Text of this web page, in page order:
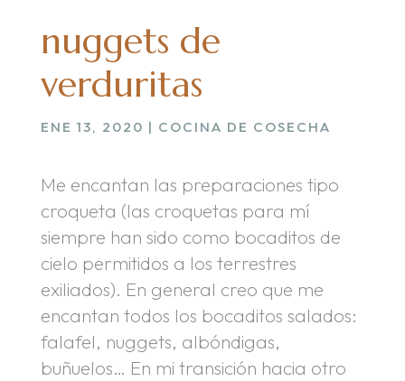
nuggets de
verduritas
ENE 13, 2020 | COCINA DE COSECHA
Me encantan las preparaciones tipo
croqueta (las croquetas para mí
siempre han sido como bocaditos de
cielo permitidos a los terrestres
exiliados). En general creo que me
encantan todos los bocaditos salados:
falafel, nuggets, albóndigas,
buñuelos… En mi transición hacia otro